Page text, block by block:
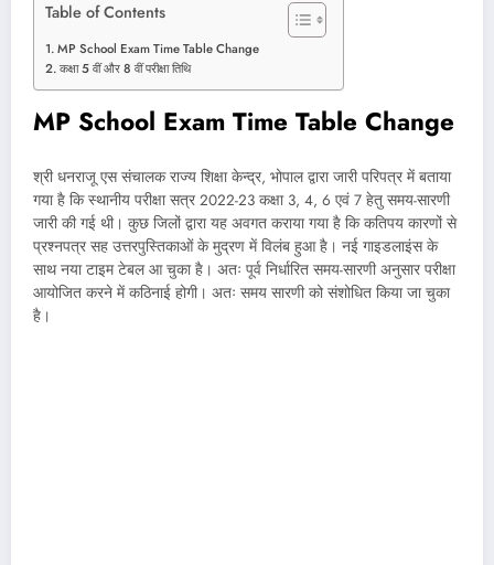
Table of Contents
MP School Exam Time Table Change
कक्षा 5 वीं और 8 वीं परीक्षा तिथि
MP School Exam Time Table Change
श्री धनराजू एस संचालक राज्य शिक्षा केन्द्र, भोपाल द्वारा जारी परिपत्र में बताया
गया है कि स्थानीय परीक्षा सत्र 2022-23 कक्षा 3, 4, 6 एवं 7 हेतु समय-सारणी
जारी की गई थी। कुछ जिलों द्वारा यह अवगत कराया गया है कि कतिपय कारणों से
प्रश्नपत्र सह उत्तरपुस्तिकाओं के मुद्रण में विलंब हुआ है। नई गाइडलाइंस के
साथ नया टाइम टेबल आ चुका है। अतः पूर्व निर्धारित समय-सारणी अनुसार परीक्षा
आयोजित करने में कठिनाई होगी। अतः समय सारणी को संशोधित किया जा चुका
है।